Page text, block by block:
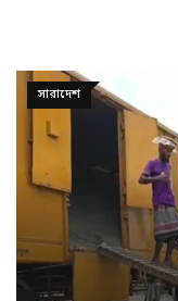
সারাদেশ